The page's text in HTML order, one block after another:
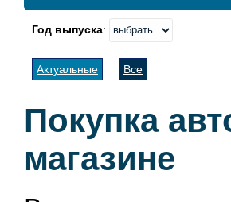
Год выпуска:
Актуальные Все
Покупка
магазине